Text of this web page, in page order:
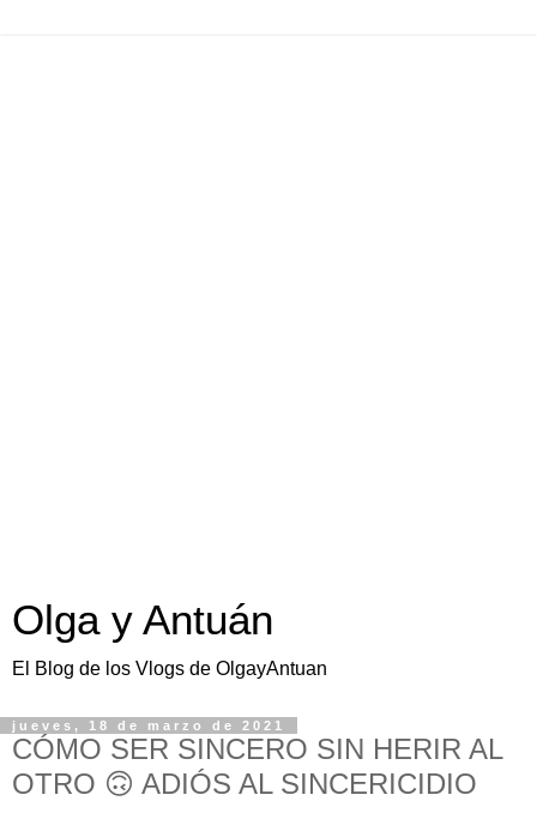
Olga y Antuán
El Blog de los Vlogs de OlgayAntuan
jueves, 18 de marzo de 2021
CÓMO SER SINCERO SIN HERIR AL
OTRO 🙃 ADIÓS AL SINCERICIDIO